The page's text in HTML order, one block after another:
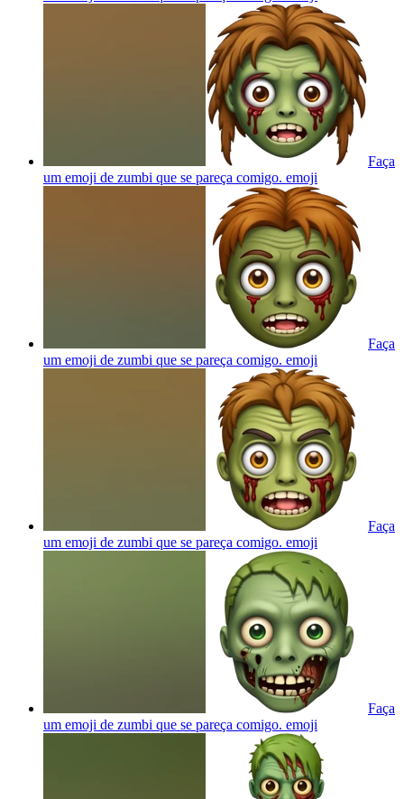
Faça
um emoji de zumbi que se pareça comigo. emoji
Faça
um emoji de zumbi que se pareça comigo. emoji
Faça
um emoji de zumbi que se pareça comigo. emoji
Faça
um emoji de zumbi que se pareça comigo. emoji